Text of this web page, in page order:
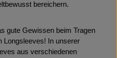
bereichern.
gute Gewissen beim Tragen
Longsleeves! In unserer
aus verschiedenen